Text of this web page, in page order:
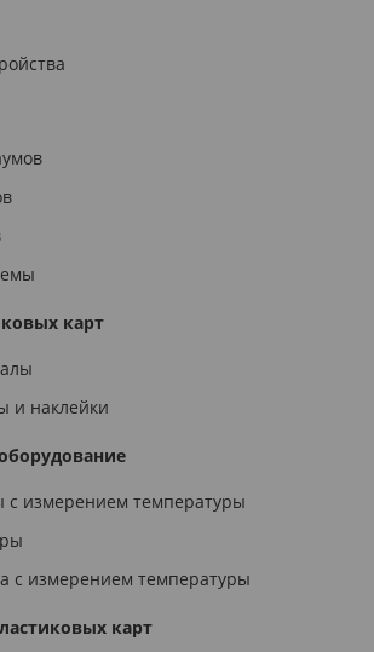
карт
и наклейки
с измерением температуры
с измерением температуры
карт